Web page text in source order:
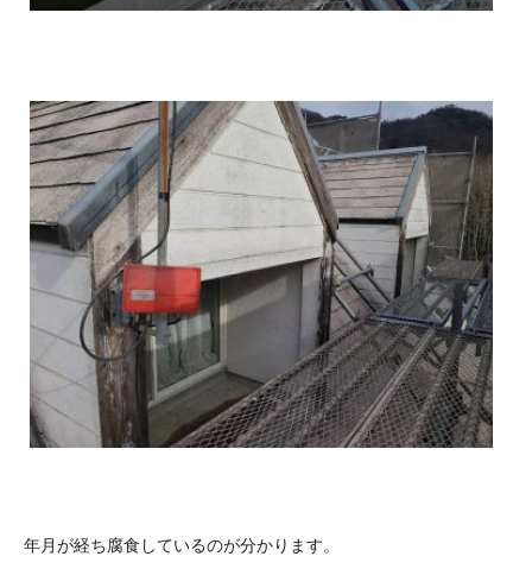
年月が経ち腐食しているのが分かります。